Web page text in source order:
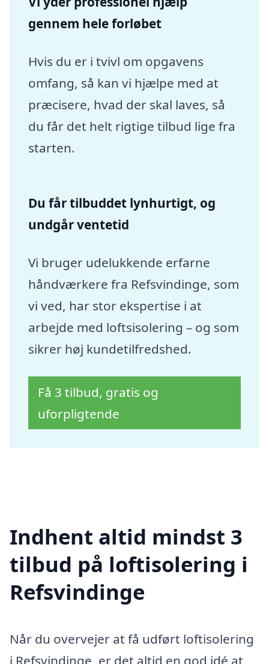
gennem hele forløbet
Hvis du er i tvivl om opgavens
omfang, så kan vi hjælpe med at
præcisere, hvad der skal laves, så
du får det helt rigtige tilbud lige fra
starten.
Du får tilbuddet lynhurtigt, og
undgår ventetid
Vi bruger udelukkende erfarne
håndværkere fra Refsvindinge, som
vi ved, har stor ekspertise i at
arbejde med loftsisolering – og som
sikrer høj kundetilfredshed.
Få 3 tilbud, gratis og
uforpligtende
Indhent altid mindst 3
tilbud på loftisolering i
Refsvindinge
Når du overvejer at få udført loftisolering
i Refsvindinge, er det altid en god idé at